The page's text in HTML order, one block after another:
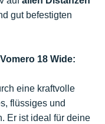
gut befestigten
18 Wide:
eine kraftvolle
flüssiges und
Er ist ideal für deine